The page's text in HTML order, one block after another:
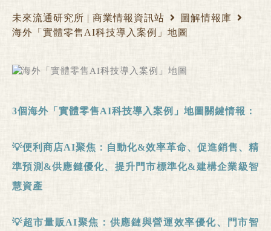
未來流通研究所 | 商業情報資訊站
圖解情報庫
海外「實體零售AI科技導入案例」地圖
3個海外「實體零售AI科技導入案例」地圖關鍵情報：
💡便利商店AI聚焦：自動化&效率革命、促進銷售、精
準預測&供應鏈優化、提升門市標準化&建構企業級智
慧資產
💡超市量販AI聚焦：供應鏈與營運效率優化、門市智